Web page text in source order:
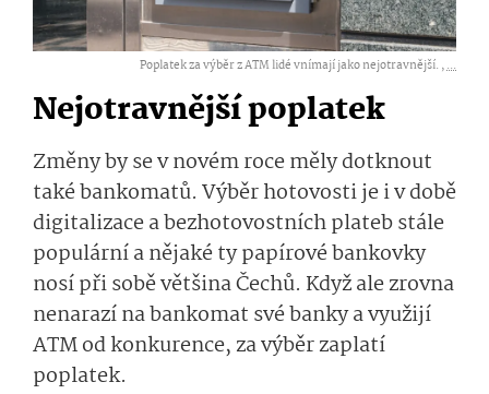
Poplatek za výběr z ATM lidé vnímají jako nejotravnější. ,...
Nejotravnější poplatek
Změny by se v novém roce měly dotknout
také bankomatů. Výběr hotovosti je i v době
digitalizace a bezhotovostních plateb stále
populární a nějaké ty papírové bankovky
nosí při sobě většina Čechů. Když ale zrovna
nenarazí na bankomat své banky a využijí
ATM od konkurence, za výběr zaplatí
poplatek.